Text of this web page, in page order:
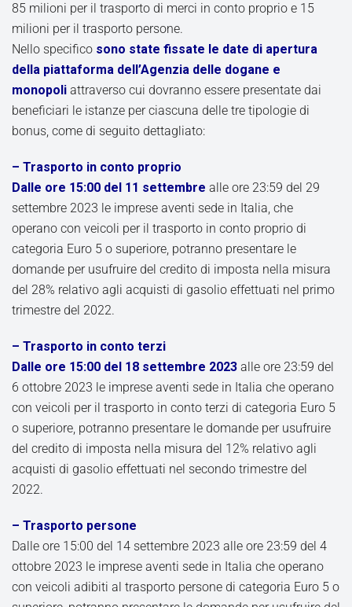
85 milioni per il trasporto di merci in conto proprio e 15
milioni per il trasporto persone.
Nello specifico sono state fissate le date di apertura
della piattaforma dell’Agenzia delle dogane e
monopoli attraverso cui dovranno essere presentate dai
beneficiari le istanze per ciascuna delle tre tipologie di
bonus, come di seguito dettagliato:
– Trasporto in conto proprio
Dalle ore 15:00 del 11 settembre alle ore 23:59 del 29
settembre 2023 le imprese aventi sede in Italia, che
operano con veicoli per il trasporto in conto proprio di
categoria Euro 5 o superiore, potranno presentare le
domande per usufruire del credito di imposta nella misura
del 28% relativo agli acquisti di gasolio effettuati nel primo
trimestre del 2022.
– Trasporto in conto terzi
Dalle ore 15:00 del 18 settembre 2023 alle ore 23:59 del
6 ottobre 2023 le imprese aventi sede in Italia che operano
con veicoli per il trasporto in conto terzi di categoria Euro 5
o superiore, potranno presentare le domande per usufruire
del credito di imposta nella misura del 12% relativo agli
acquisti di gasolio effettuati nel secondo trimestre del
2022.
– Trasporto persone
Dalle ore 15:00 del 14 settembre 2023 alle ore 23:59 del 4
ottobre 2023 le imprese aventi sede in Italia che operano
con veicoli adibiti al trasporto persone di categoria Euro 5 o